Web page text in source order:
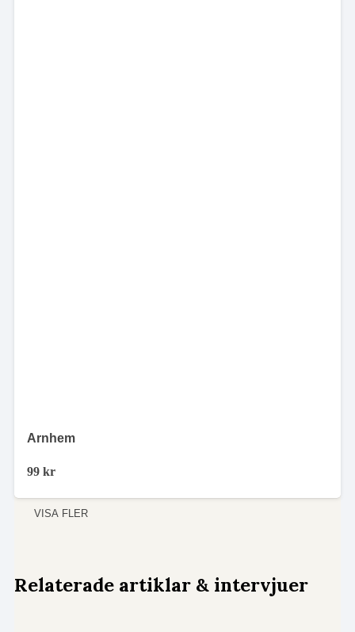
Arnhem
99 kr
VISA FLER
Relaterade artiklar & intervjuer